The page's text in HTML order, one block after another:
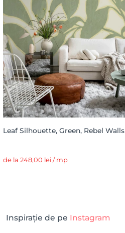
Leaf Silhouette, Green, Rebel Walls
de la 248,00 lei / mp
Inspirație de pe Instagram